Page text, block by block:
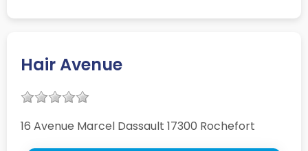
Hair Avenue
16 Avenue Marcel Dassault 17300 Rochefort